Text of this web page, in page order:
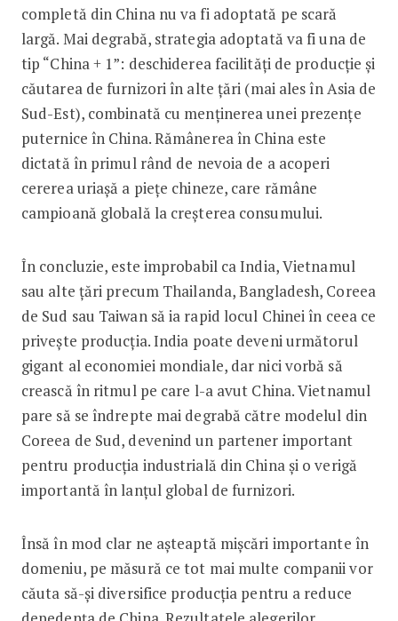
com­pletă din China nu va fi adoptată pe scară
largă. Mai degrabă, strategia adoptată va fi una de
tip “China + 1”: deschiderea facilități de producție și
căutarea de furnizori în alte țări (mai ales în Asia de
Sud-Est), combinată cu menținerea unei prezențe
puternice în China. Rămânerea în China este
dictată în primul rând de nevoia de a acoperi
cererea uriașă a piețe chineze, care rămâne
campioană globală la creșterea consumului.
În concluzie, este improbabil ca India, Vietnamul
sau alte țări precum Thailanda, Bangladesh, Coreea
de Sud sau Taiwan să ia rapid locul Chinei în ceea ce
privește producția. India poate deveni următorul
gigant al economiei mondiale, dar nici vorbă să
crească în ritmul pe care l-a avut China. Vietnamul
pare să se îndrepte mai degrabă către modelul din
Coreea de Sud, devenind un partener important
pentru producția industrială din China și o verigă
importantă în lanțul global de furnizori.
Însă în mod clar ne așteaptă mișcări importante în
domeniu, pe măsură ce tot mai multe companii vor
căuta să-și diversifice producția pentru a reduce